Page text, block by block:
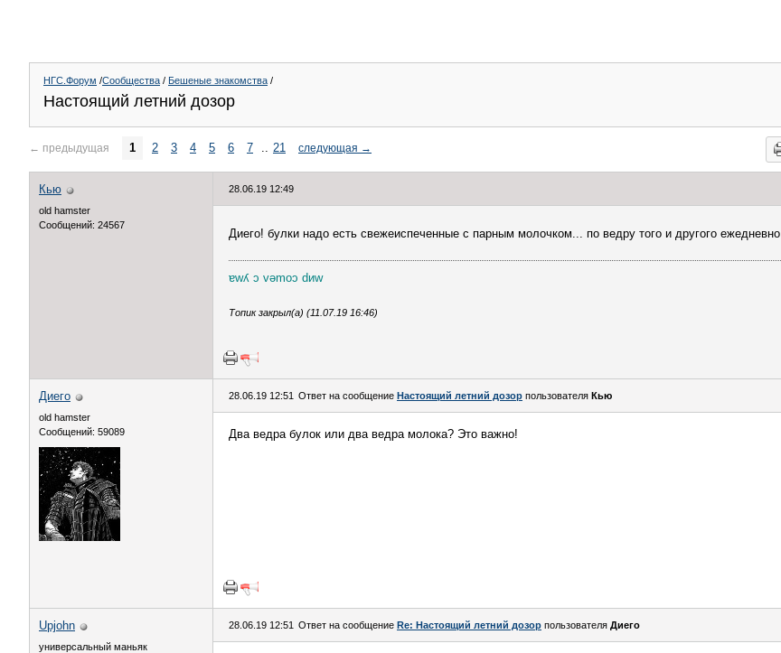
НГС.Форум /Сообщества / Бешеные знакомства /
Настоящий летний дозор
← предыдущая 1 2 3 4 5 6 7 .. 21 следующая →
Кью
old hamster
Сообщений: 24567
28.06.19 12:49
Диего! булки надо есть свежеиспеченные с парным молочком... по ведру того и другого ежедневно
ɐwʎ ɔ vǝmоɔ dиw
Топик закрыл(а) (11.07.19 16:46)
Диего
old hamster
Сообщений: 59089
28.06.19 12:51 Ответ на сообщение Настоящий летний дозор пользователя Кью
Два ведра булок или два ведра молока? Это важно!
Upjohn
универсальный маньяк
28.06.19 12:51 Ответ на сообщение Re: Настоящий летний дозор пользователя Диего